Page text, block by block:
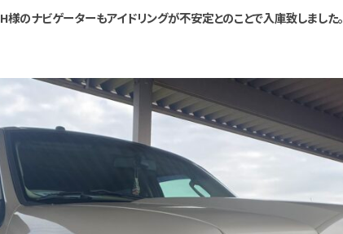
H様のナビゲーターもアイドリングが不安定とのことで入庫致しました。